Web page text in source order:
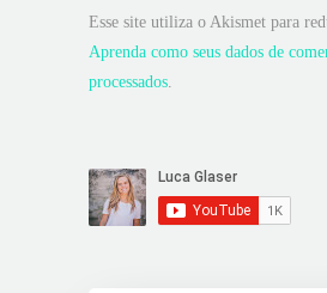
Esse site utiliza o Akismet para
Aprenda como seus dados de
processados